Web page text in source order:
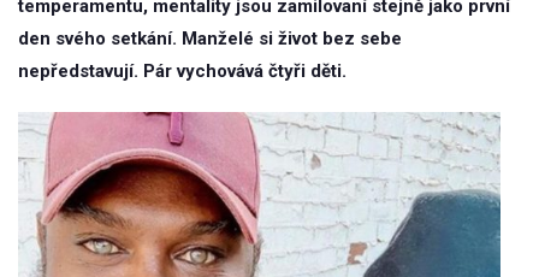
temperamentu, mentality jsou zamilovaní stejně jako první
den svého setkání. Manželé si život bez sebe
nepředstavují. Pár vychovává čtyři děti.